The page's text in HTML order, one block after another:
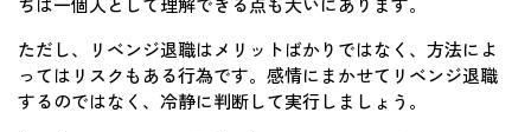
ただし、リベンジ退職はメリットばかりではなく、方法によ
ってはリスクもある行為です。感情にまかせてリベンジ退職
するのではなく、冷静に判断して実行しましょう。